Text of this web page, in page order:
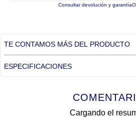
Consultar devolución y garantía
TE CONTAMOS MÁS DEL PRODUCTO
ESPECIFICACIONES
Cargando el